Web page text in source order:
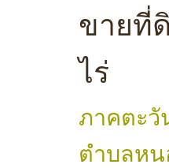
ขายที่
ไร่
ภาคตะวั
ตำบลหน